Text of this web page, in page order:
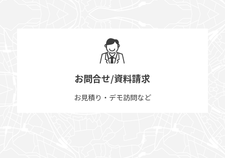
お問合せ/資料請求
お見積り・デモ訪問など